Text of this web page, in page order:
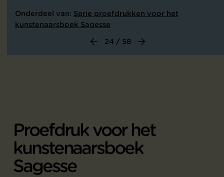
Onderdeel van: Serie proefdrukken voor het
kunstenaarsboek Sagesse
24 / 58
Proefdruk voor het
kunstenaarsboek
Sagesse